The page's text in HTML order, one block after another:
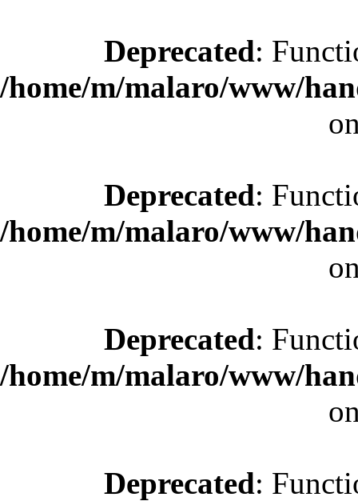
Deprecated:
/home/m/malaro/www/
Deprecated:
/home/m/malaro/www/
Deprecated:
/home/m/malaro/www/
Deprecated: